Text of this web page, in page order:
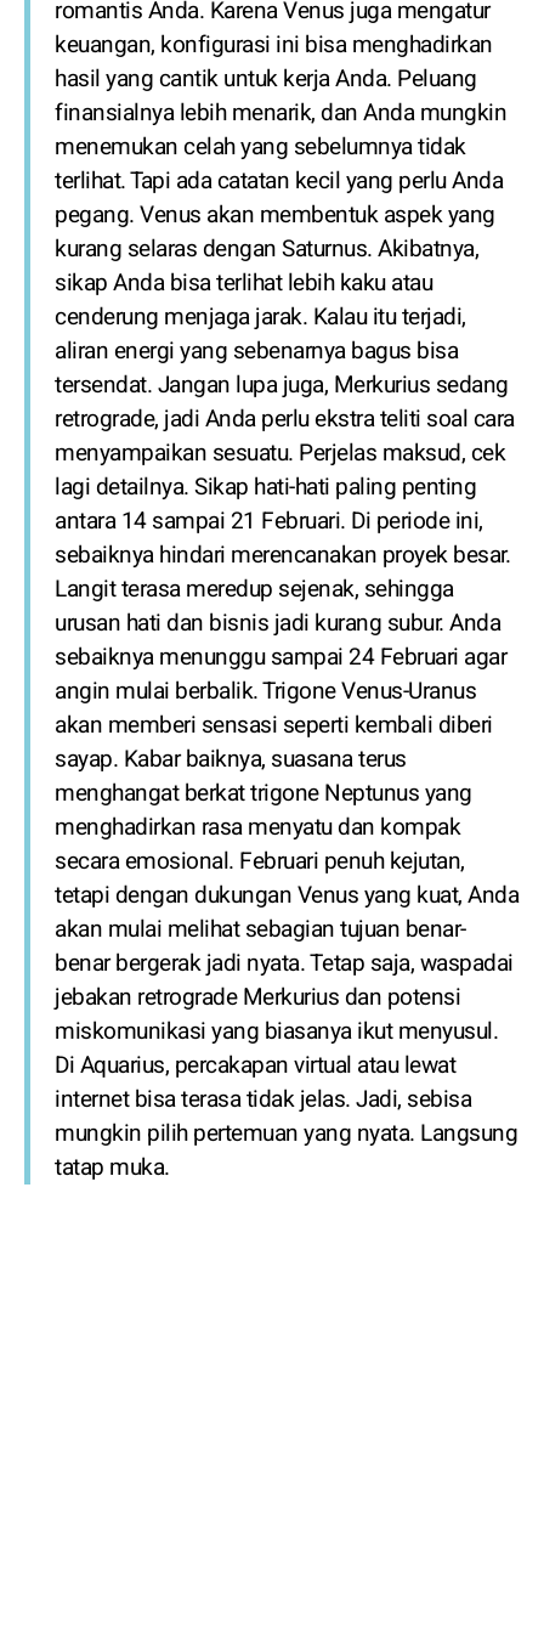
romantis Anda. Karena Venus juga mengatur
keuangan, konfigurasi ini bisa menghadirkan
hasil yang cantik untuk kerja Anda. Peluang
finansialnya lebih menarik, dan Anda mungkin
menemukan celah yang sebelumnya tidak
terlihat. Tapi ada catatan kecil yang perlu Anda
pegang. Venus akan membentuk aspek yang
kurang selaras dengan Saturnus. Akibatnya,
sikap Anda bisa terlihat lebih kaku atau
cenderung menjaga jarak. Kalau itu terjadi,
aliran energi yang sebenarnya bagus bisa
tersendat. Jangan lupa juga, Merkurius sedang
retrograde, jadi Anda perlu ekstra teliti soal cara
menyampaikan sesuatu. Perjelas maksud, cek
lagi detailnya. Sikap hati-hati paling penting
antara 14 sampai 21 Februari. Di periode ini,
sebaiknya hindari merencanakan proyek besar.
Langit terasa meredup sejenak, sehingga
urusan hati dan bisnis jadi kurang subur. Anda
sebaiknya menunggu sampai 24 Februari agar
angin mulai berbalik. Trigone Venus-Uranus
akan memberi sensasi seperti kembali diberi
sayap. Kabar baiknya, suasana terus
menghangat berkat trigone Neptunus yang
menghadirkan rasa menyatu dan kompak
secara emosional. Februari penuh kejutan,
tetapi dengan dukungan Venus yang kuat, Anda
akan mulai melihat sebagian tujuan benar-
benar bergerak jadi nyata. Tetap saja, waspadai
jebakan retrograde Merkurius dan potensi
miskomunikasi yang biasanya ikut menyusul.
Di Aquarius, percakapan virtual atau lewat
internet bisa terasa tidak jelas. Jadi, sebisa
mungkin pilih pertemuan yang nyata. Langsung
tatap muka.